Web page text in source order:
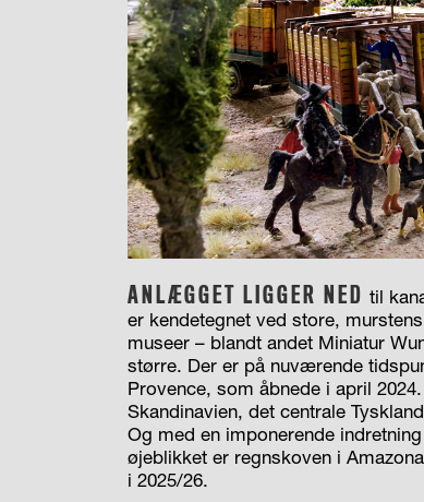
ANLÆGGET LIGGER NED til
er kendetegnet ved store,
museer – blandt andet Miniatur
større. Der er på nuværende
Provence, som åbnede i april
Skandinavien, det centrale
Og med en imponerende
øjeblikket er regnskoven i
i 2025/26.